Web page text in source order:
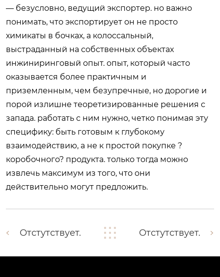
— безусловно, ведущий экспортер. но важно
понимать, что экспортирует он не просто
химикаты в бочках, а колоссальный,
выстраданный на собственных объектах
инжиниринговый опыт. опыт, который часто
оказывается более практичным и
приземленным, чем безупречные, но дорогие и
порой излишне теоретизированные решения с
запада. работать с ним нужно, четко понимая эту
специфику: быть готовым к глубокому
взаимодействию, а не к простой покупке ?
коробочного? продукта. только тогда можно
извлечь максимум из того, что они
действительно могут предложить.
Отстутствует. Отстутствует.